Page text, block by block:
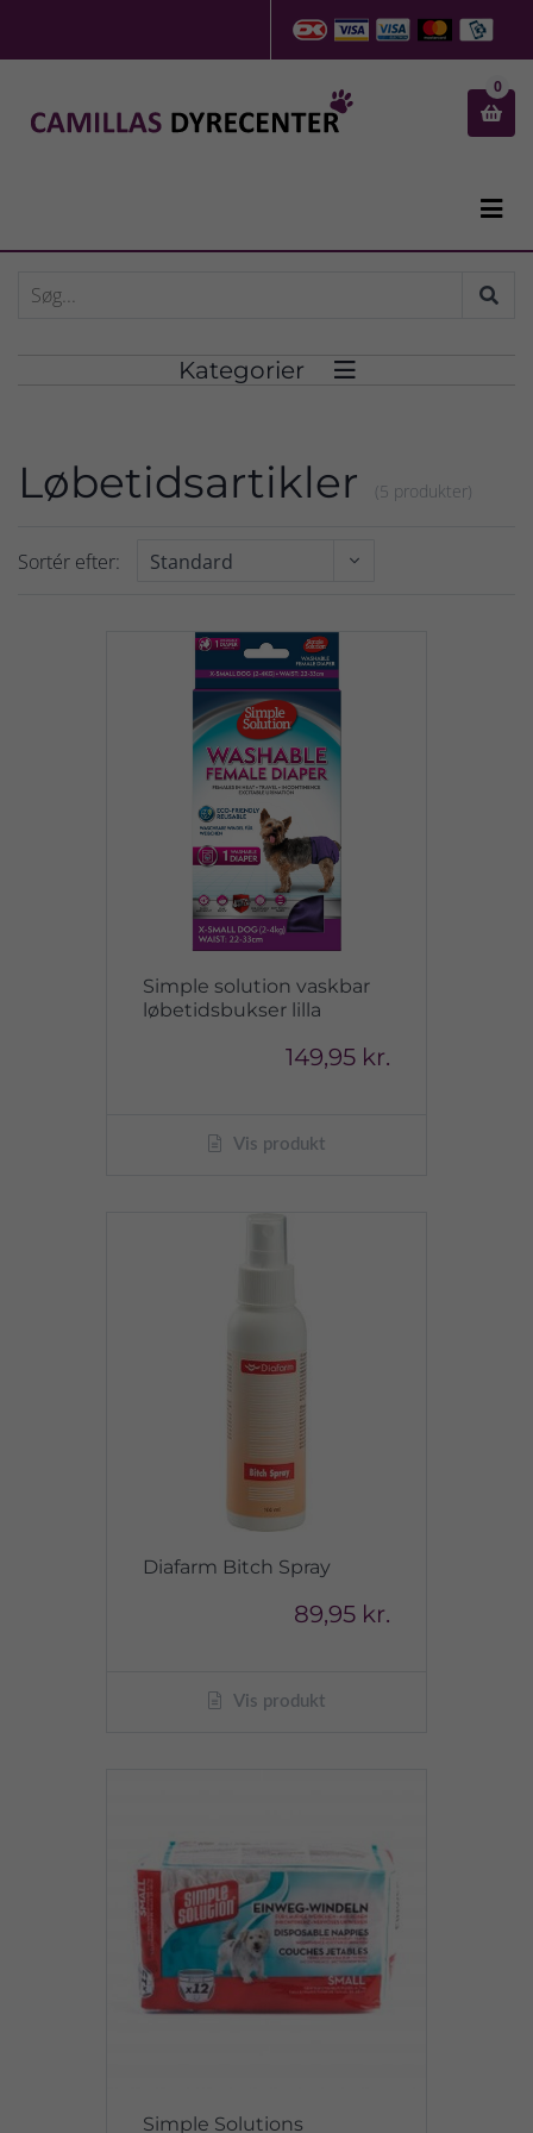

0

Kategorier 
Løbetidsartikler (5 produkter)
Sortér efter:
Simple solution vaskbar
løbetidsbukser lilla
149,95 kr.
Vis produkt
Diafarm Bitch Spray
89,95 kr.
Vis produkt
Simple Solutions